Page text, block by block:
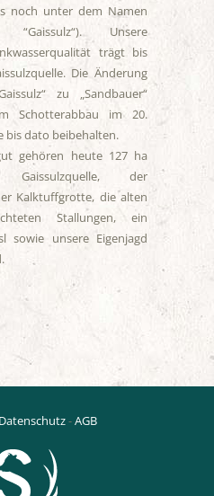
noch unter dem Namen
“Gaissulz“). Unsere
trägt bis
Die Änderung
zu „Sandbauer“
Schotterabbau im 20.
bis dato beibehalten.
gehören heute 127 ha
der
Kalktuffgrotte, die alten
Stallungen, ein
sowie unsere Eigenjagd
-AGB